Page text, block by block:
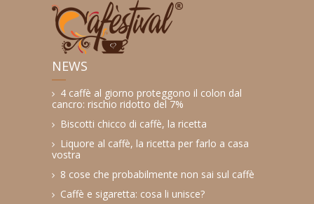
NEWS
4 caffè al giorno proteggono il colon dal
cancro: rischio ridotto del 7%
Biscotti chicco di caffè, la ricetta
Liquore al caffè, la ricetta per farlo a casa
vostra
8 cose che probabilmente non sai sul caffè
Caffè e sigaretta: cosa li unisce?